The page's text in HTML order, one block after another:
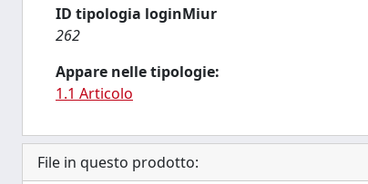
ID tipologia loginMiur
262
Appare nelle tipologie:
1.1 Articolo
File in questo prodotto: